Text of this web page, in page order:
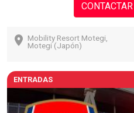
CONTACTAR
Mobility Resort Motegi,
Motegi (Japón)
ENTRADAS